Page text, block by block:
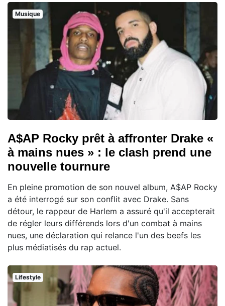
Musique
A$AP Rocky prêt à affronter Drake «
à mains nues » : le clash prend une
nouvelle tournure
En pleine promotion de son nouvel album, A$AP Rocky
a été interrogé sur son conflit avec Drake. Sans
détour, le rappeur de Harlem a assuré qu'il accepterait
de régler leurs différends lors d'un combat à mains
nues, une déclaration qui relance l'un des beefs les
plus médiatisés du rap actuel.
Lifestyle